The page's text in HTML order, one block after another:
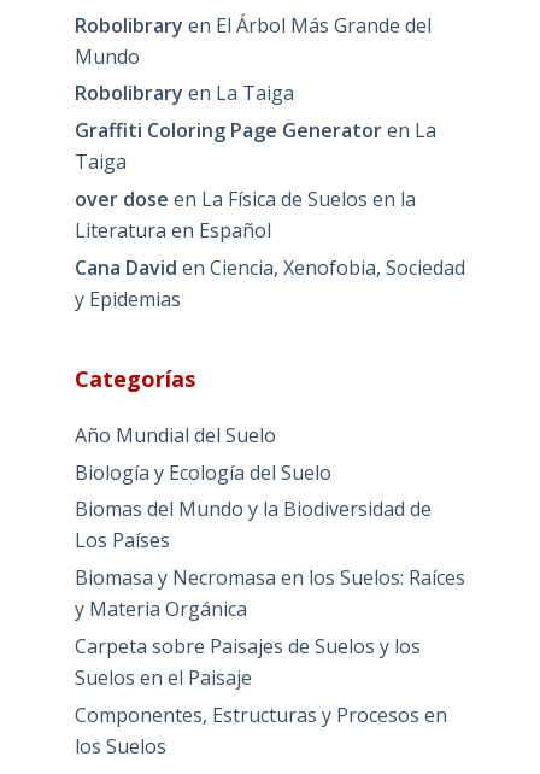
Robolibrary en El Árbol Más Grande del
Mundo
Robolibrary en La Taiga
Graffiti Coloring Page Generatoren La
Taiga
over dose en La Física de Suelos en la
Literatura en Español
Cana David en Ciencia, Xenofobia, Sociedad
y Epidemias
Categorías
Año Mundial del Suelo
Biología y Ecología del Suelo
Biomas del Mundo y la Biodiversidad de
Los Países
Biomasa y Necromasa en los Suelos: Raíces
y Materia Orgánica
Carpeta sobre Paisajes de Suelos y los
Suelos en el Paisaje
Componentes, Estructuras y Procesos en
los Suelos